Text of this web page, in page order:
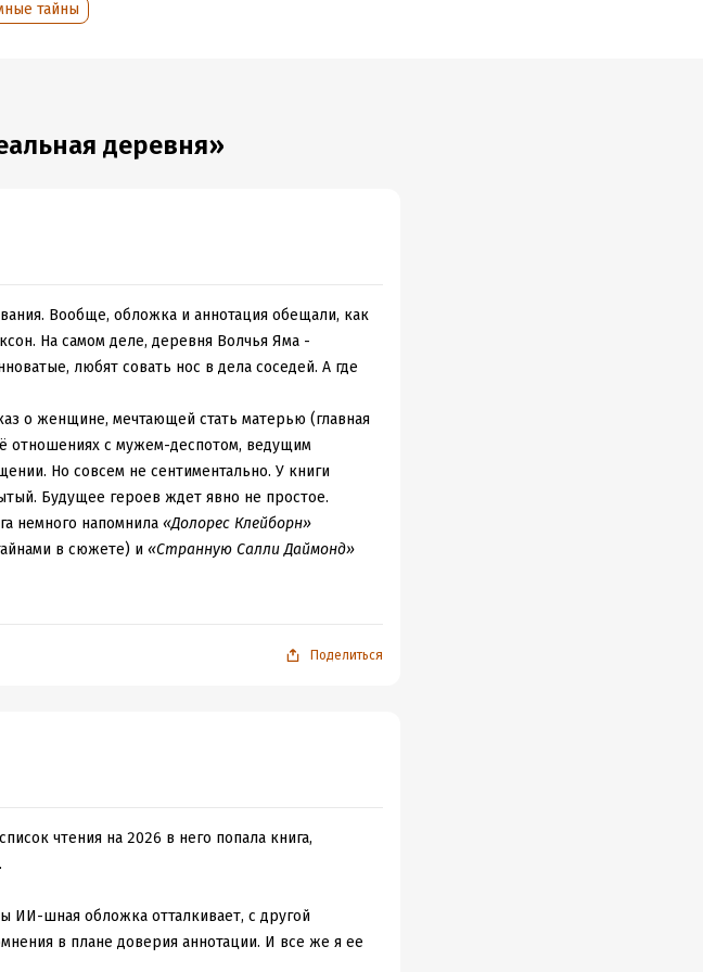
(EAN):9785389293083
тайны
деревня»
Вообще, обложка и аннотация обещали, как
На самом деле, деревня Волчья Яма -
любят совать нос в дела соседей. А где
о женщине, мечтающей стать матерью (главная
отношениях с мужем-деспотом, ведущим
Но совсем не сентиментально. У книги
Будущее героев ждет явно не простое.
немного напомнила «Долорес Клейборн»
в сюжете) и «Странную Салли Даймонд»
с мотивами «Американской готики»
есть куда более интересные представители
Поделиться
чтения на 2026 в него попала книга,
ИИ-шная обложка отталкивает, с другой
в плане доверия аннотации. И все же я ее